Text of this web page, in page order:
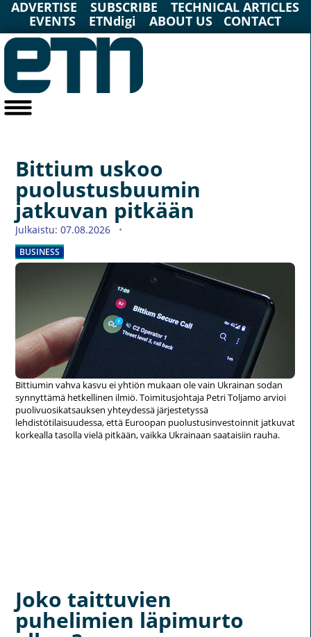
ADVERTISE SUBSCRIBE
TECHNICAL ARTICLES
EVENTS
ETNdigi ABOUT US CONTACT
Bittium uskoo
puolustusbuumin
jatkuvan pitkään
Julkaistu: 07.08.2026
BUSINESS
Bittiumin vahva kasvu ei yhtiön mukaan ole vain Ukrainan sodan
synnyttämä hetkellinen ilmiö. Toimitusjohtaja Petri Toljamo arvioi
puolivuosikatsauksen yhteydessä järjestetyssä
lehdistötilaisuudessa, että Euroopan puolustusinvestoinnit jatkuvat
korkealla tasolla vielä pitkään, vaikka Ukrainaan saataisiin rauha.
Joko taittuvien
puhelimien läpimurto